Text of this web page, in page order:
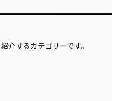
介するカテゴリーです。